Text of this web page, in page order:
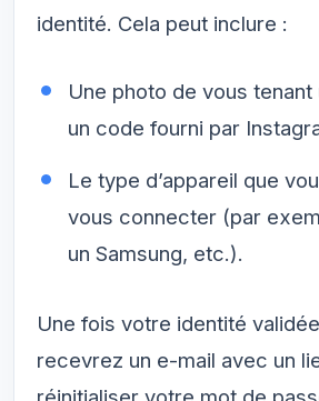
identité. Cela peut inclure :
Une photo de vous
un code fourni par
Le type d’appareil que
vous connecter (par
un Samsung, etc.).
Une fois votre identité
recevrez un e-mail avec un